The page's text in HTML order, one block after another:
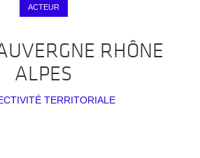
ACTEUR
RHÔNE
ALPES
TERRITORIALE